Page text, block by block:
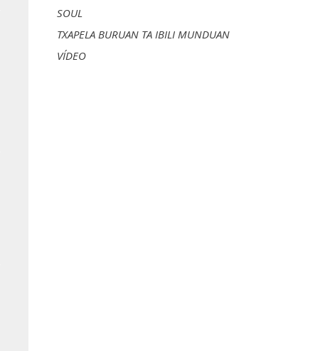
SOUL
TXAPELA BURUAN TA IBILI MUNDUAN
VÍDEO